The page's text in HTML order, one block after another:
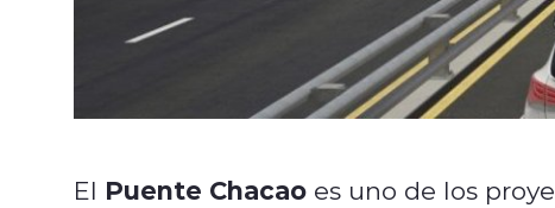
El Puente Chacao es uno de los